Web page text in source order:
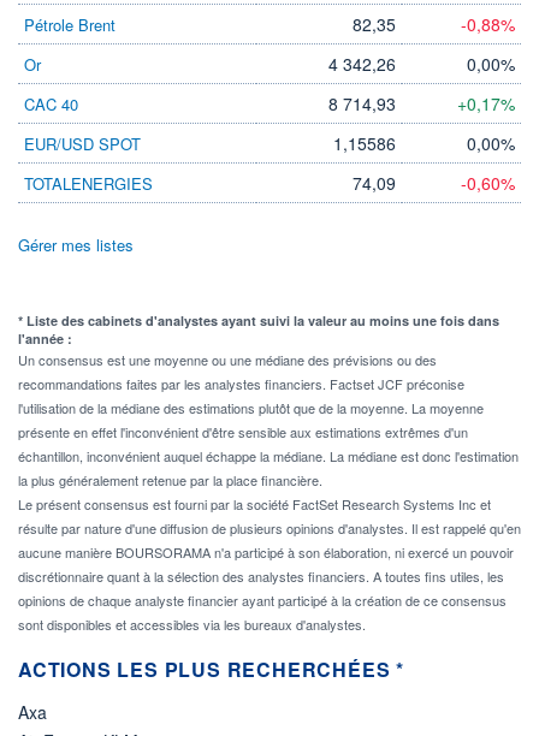
Pétrole Brent 82,35 -0,88%
Or 4 342,26 0,00%
CAC 40 8 714,93 +0,17%
EUR/USD SPOT 1,15586 0,00%
TOTALENERGIES 74,09 -0,60%
Gérer mes listes
* Liste des cabinets d'analystes ayant suivi la valeur au moins une fois dans
l'année :
Un consensus est une moyenne ou une médiane des prévisions ou des
recommandations faites par les analystes financiers. Factset JCF préconise
l'utilisation de la médiane des estimations plutôt que de la moyenne. La moyenne
présente en effet l'inconvénient d'être sensible aux estimations extrêmes d'un
échantillon, inconvénient auquel échappe la médiane. La médiane est donc l'estimation
la plus généralement retenue par la place financière.
Le présent consensus est fourni par la société FactSet Research Systems Inc et
résulte par nature d'une diffusion de plusieurs opinions d'analystes. Il est rappelé qu'en
aucune manière BOURSORAMA n'a participé à son élaboration, ni exercé un pouvoir
discrétionnaire quant à la sélection des analystes financiers. A toutes fins utiles, les
opinions de chaque analyste financier ayant participé à la création de ce consensus
sont disponibles et accessibles via les bureaux d'analystes.
ACTIONS LES PLUS RECHERCHÉES *
Axa